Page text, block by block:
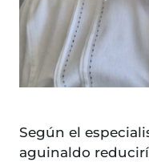
Según el
aguinaldo